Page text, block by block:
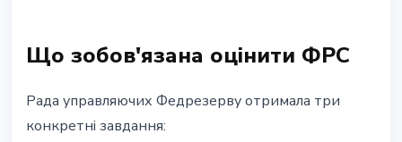
Що зобов'язана оцінити ФРС
Рада управляючих Федрезерву отримала три
конкретні завдання: